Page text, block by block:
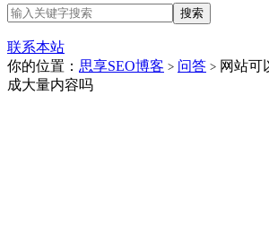
联系本站
你的位置： 思享SEO博客 > 问答 > 网站可
成大量内容吗